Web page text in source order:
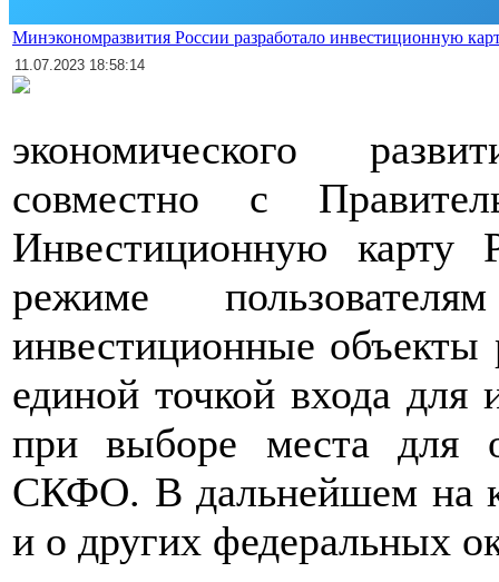
Минэкономразвития России разработало инвестиционную
11.07.2023 18:58:14
экономического
совместно с
Инвестиционную
режиме
инвестиционные
единой точкой входа для
при выборе места для
СКФО. В дальнейшем на
и о других федеральных